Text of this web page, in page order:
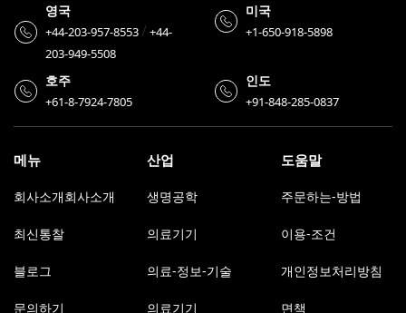
영국
+44-203-957-8553/+44-
203-949-5508
미국
+1-650-918-5898
호주
+61-8-7924-7805
인도
+91-848-285-0837
메뉴
회사소개회사소개
최신통찰
블로그
문의하기
산업
생명공학
의료기기
의료-정보-기술
의료기기
도움말
주문하는-방법
이용-조건
개인정보처리방침
면책